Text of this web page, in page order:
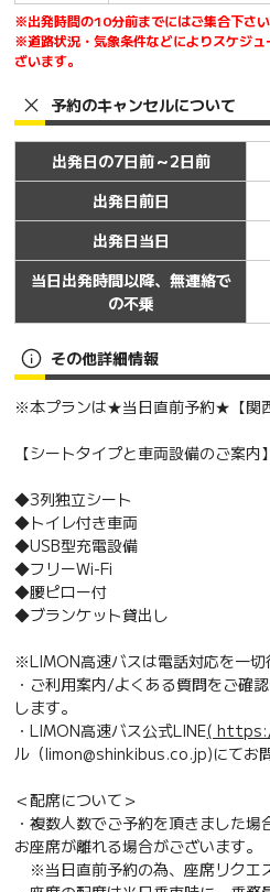
※出発時間の10分前までにはご集合下さい
※道路状況・気象条件などによりスケジ
ざいます。
予約のキャンセルについて
出発日の7日前～2日前
出発日前日
出発日当日
当日出発時間以降、無連絡で
の不乗
その他詳細情報
※本プランは★当日直前予約★【関
【シートタイプと車両設備のご案内】
◆3列独立シート
◆トイレ付き車両
◆USB型充電設備
◆フリーWi-Fi
◆腰ピロー付
◆ブランケット貸出し
※LIMON高速バスは電話対応を一切
・ご利用案内/よくある質問をご確
します。
・LIMON高速バス公式LINE(
ル（limon@shinkibus.co.jp)にてお
＜配席について＞
・複数人数でご予約を頂きました場
お座席が離れる場合がございます。
※当日直前予約の為、座席リクエ